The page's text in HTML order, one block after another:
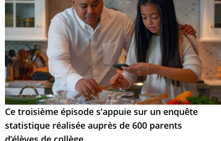
Ce troisième épisode s'appuie sur un enquête
statistique réalisée auprès de 600 parents